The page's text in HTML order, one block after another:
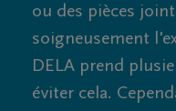
ou des pièces
soigneusement
DELA prend
éviter cela.